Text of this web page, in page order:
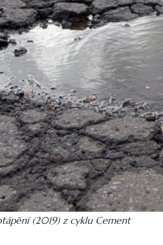
(2019) z cyklu Cement